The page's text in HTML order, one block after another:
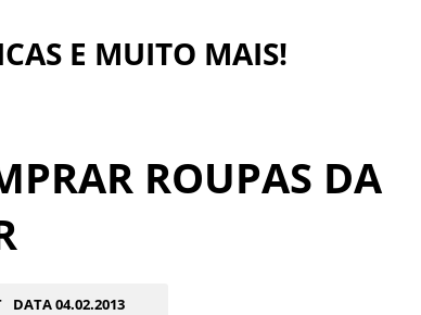
E MUITO MAIS!
ROUPAS DA
DATA 04.02.2013